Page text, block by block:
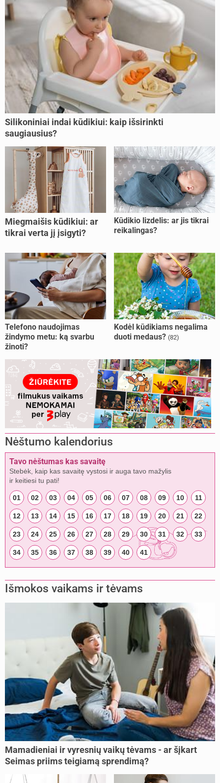
Silikoniniai indai kūdikiui: kaip išsirinkti
saugiausius?
Miegmaišis kūdikiui: ar
tikrai verta jį įsigyti?
Kūdikio lizdelis: ar jis tikrai
reikalingas?
Telefono naudojimas
žindymo metu: ką svarbu
žinoti?
Kodėl kūdikiams negalima
duoti medaus? (82)
Nėštumo kalendorius
Tavo nėštumas kas savaitę
Stebėk, kaip kas savaitę vystosi ir auga tavo mažylis
ir keitiesi tu pati!
01 02 03 04 05 06 07 08 09 10 11
12 13 14 15 16 17 18 19 20 21 22
23 24 25 26 27 28 29 30 31 32 33
34 35 36 37 38 39 40 41
Išmokos vaikams ir tėvams
Mamadieniai ir vyresnių vaikų tėvams - ar šįkart
Seimas priims teigiamą sprendimą?